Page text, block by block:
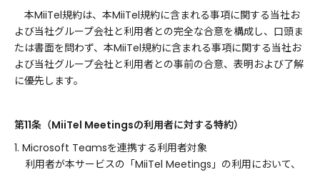
本MiiTel規約は、本MiiTel規約に含まれる事項に関する当社お
よび当社グループ会社と利用者との完全な合意を構成し、口頭ま
たは書面を問わず、本MiiTel規約に含まれる事項に関する当社お
よび当社グループ会社と利用者との事前の合意、表明および了解
に優先します。
第11条（MiiTel Meetingsの利用者に対する特約）
1. Microsoft Teamsを連携する利用者対象
利用者が本サービスの「MiiTel Meetings」の利用において、